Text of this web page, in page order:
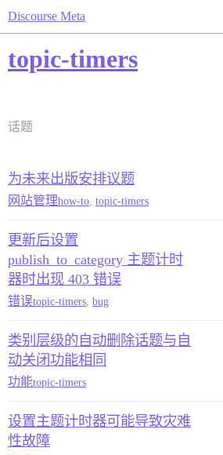
Discourse Meta
topic-timers
话题
为未来出版安排议题
网站管理how-to topic-timers
更新后设置
publish_to_category 主题计时
器时出现 403 错误
错误topic-timers bug
类别层级的自动删除话题与自
动关闭功能相同
功能topic-timers
设置主题计时器可能导致灾难
性故障